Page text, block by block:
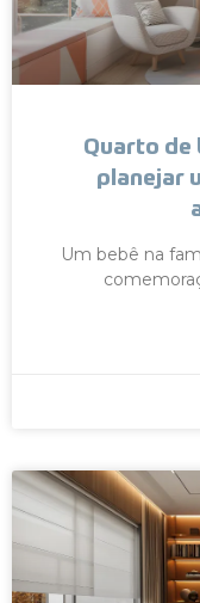
Quarto de
planejar
Um bebê na